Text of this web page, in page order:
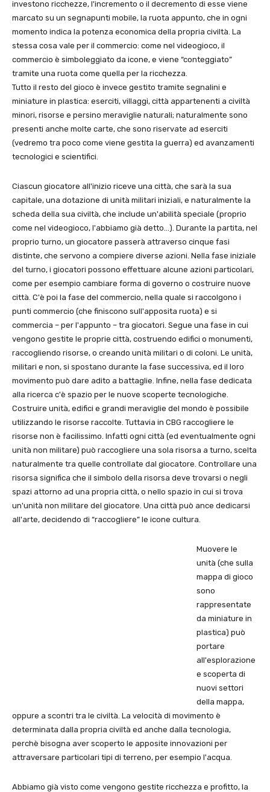
investono ricchezze, l'incremento o il decremento di esse viene
marcato su un segnapunti mobile, la ruota appunto, che in ogni
momento indica la potenza economica della propria civiltà. La
stessa cosa vale per il commercio: come nel videogioco, il
commercio è simboleggiato da icone, e viene “conteggiato”
tramite una ruota come quella per la ricchezza.
Tutto il resto del gioco è invece gestito tramite segnalini e
miniature in plastica: eserciti, villaggi, città appartenenti a civiltà
minori, risorse e persino meraviglie naturali; naturalmente sono
presenti anche molte carte, che sono riservate ad eserciti
(vedremo tra poco come viene gestita la guerra) ed avanzamenti
tecnologici e scientifici.
Ciascun giocatore all'inizio riceve una città, che sarà la sua
capitale, una dotazione di unità militari iniziali, e naturalmente la
scheda della sua civiltà, che include un'abilità speciale (proprio
come nel videogioco, l'abbiamo già detto…). Durante la partita, nel
proprio turno, un giocatore passerà attraverso cinque fasi
distinte, che servono a compiere diverse azioni. Nella fase iniziale
del turno, i giocatori possono effettuare alcune azioni particolari,
come per esempio cambiare forma di governo o costruire nuove
città. C'è poi la fase del commercio, nella quale si raccolgono i
punti commercio (che finiscono sull'apposita ruota) e si
commercia – per l'appunto – tra giocatori. Segue una fase in cui
vengono gestite le proprie città, costruendo edifici o monumenti,
raccogliendo risorse, o creando unità militari o di coloni. Le unità,
militari e non, si spostano durante la fase successiva, ed il loro
movimento può dare adito a battaglie. Infine, nella fase dedicata
alla ricerca c'è spazio per le nuove scoperte tecnologiche.
Costruire unità, edifici e grandi meraviglie del mondo è possibile
utilizzando le risorse raccolte. Tuttavia in CBG raccogliere le
risorse non è facilissimo. Infatti ogni città (ed eventualmente ogni
unità non militare) può raccogliere una sola risorsa a turno, scelta
naturalmente tra quelle controllate dal giocatore. Controllare una
risorsa significa che il simbolo della risorsa deve trovarsi o negli
spazi attorno ad una propria città, o nello spazio in cui si trova
un'unità non militare del giocatore. Una città può ance dedicarsi
all'arte, decidendo di “raccogliere” le icone cultura.
Muovere le
unità (che sulla
mappa di gioco
sono
rappresentate
da miniature in
plastica) può
portare
all'esplorazione
e scoperta di
nuovi settori
della mappa,
oppure a scontri tra le civiltà. La velocità di movimento è
determinata dalla propria civiltà ed anche dalla tecnologia,
perchè bisogna aver scoperto le apposite innovazioni per
attraversare particolari tipi di terreno, per esempio l'acqua.
Abbiamo già visto come vengono gestite ricchezza e profitto, la